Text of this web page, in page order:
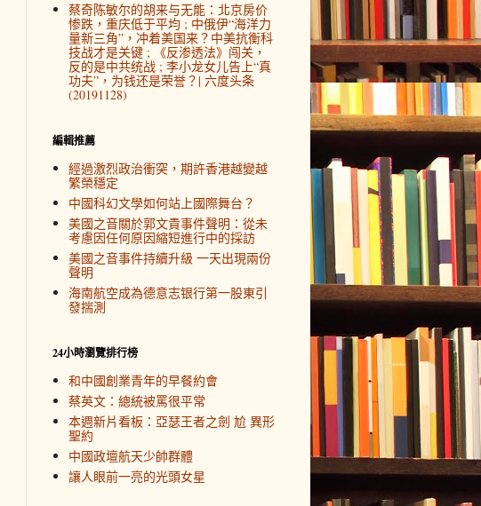
蔡奇陈敏尔的胡来与无能：北京房价
惨跌，重庆低于平均 ; 中俄伊“海洋力
量新三角”，冲着美国来？中美抗衡科
技战才是关键 ; 《反渗透法》闯关，
反的是中共统战 ; 李小龙女儿告上“真
功夫”，为钱还是荣誉？| 六度头条
(20191128)
編輯推薦
經過激烈政治衝突，期許香港越變越
繁榮穩定
中國科幻文學如何站上國際舞台？
美國之音關於郭文貴事件聲明：從未
考慮因任何原因縮短進行中的採訪
美國之音事件持續升級 一天出現兩份
聲明
海南航空成為德意志银行第一股東引
發揣測
24小時瀏覽排行榜
和中國創業青年的早餐約會
蔡英文：總統被罵很平常
本週新片看板：亞瑟王者之劍 尬 異形
聖約
中國政壇航天少帥群體
讓人眼前一亮的光頭女星